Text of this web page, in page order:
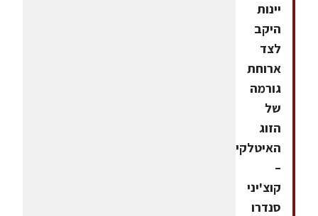
יינות
היקב
לצד
ארוחת
גורמה
של
הזוג
האיטלקי
–
קוצ'יני
סנדרו